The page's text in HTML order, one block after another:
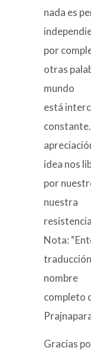
nada es
por
otras
mundo
está
idea nos
por
nuestra
Nota:
nombre
completo
Gracias